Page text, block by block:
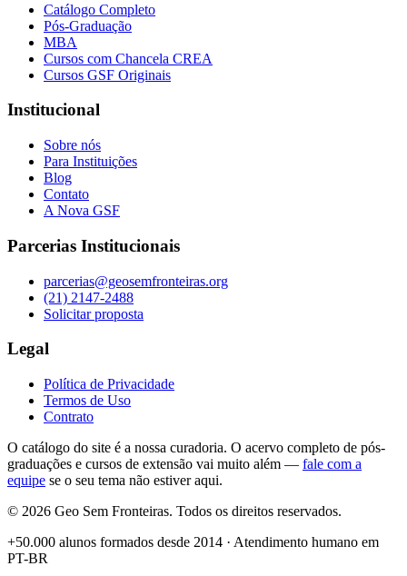
Catálogo Completo
Pós-Graduação
MBA
Cursos com Chancela CREA
Cursos GSF Originais
Institucional
Sobre nós
Para Instituições
Blog
Contato
A Nova GSF
Parcerias Institucionais
parcerias@geosemfronteiras.org
(21) 2147-2488
Solicitar proposta
Legal
Política de Privacidade
Termos de Uso
Contrato
O catálogo do site é a nossa curadoria. O acervo completo de pós-
graduações e cursos de extensão vai muito além — fale com a
equipe se o seu tema não estiver aqui.
© 2026 Geo Sem Fronteiras. Todos os direitos reservados.
+50.000 alunos formados desde 2014 · Atendimento humano em
PT-BR